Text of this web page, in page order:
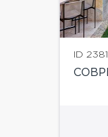
ID